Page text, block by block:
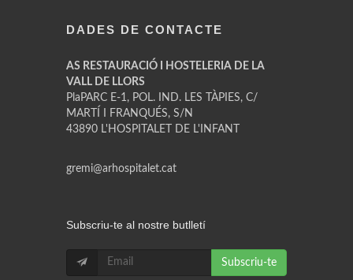
DADES DE CONTACTE
AS RESTAURACIÓ I HOSTELERIA DE LA
VALL DE LLORS
PlaPARC E-1, POL. IND. LES TÀPIES, C/
MARTÍ I FRANQUÉS, S/N
43890 L'HOSPITALET DE L'INFANT
gremi@arhospitalet.cat
Subscriu-te al nostre butlletí
Subscriu-te